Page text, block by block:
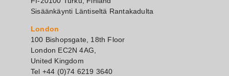
Sisäänkäynti Läntiseltä Rantakadulta
London
100 Bishopsgate, 18th Floor
London EC2N 4AG,
United Kingdom
Tel +44 (0)74 6219 3640